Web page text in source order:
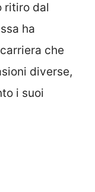
ritiro dal
ha
che
diverse,
i suoi